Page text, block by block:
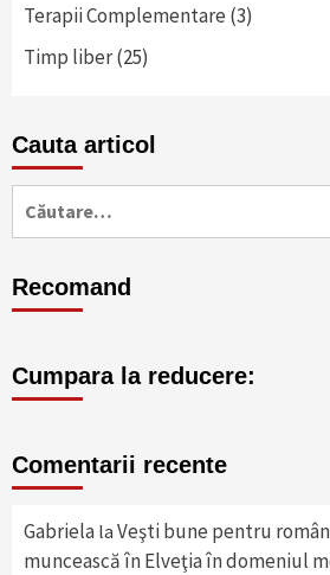
Terapii Complementare (3)
Timp liber(25)
Cauta articol
după:
Recomand
Cumpara la reducere:
Comentarii recente
Gabriela la Veşti bune pentru
muncească în Elveţia în domeniul